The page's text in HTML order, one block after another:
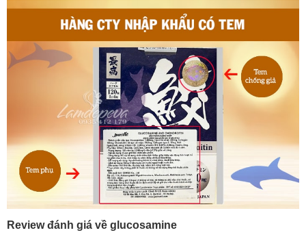
Review đánh giá về glucosamine